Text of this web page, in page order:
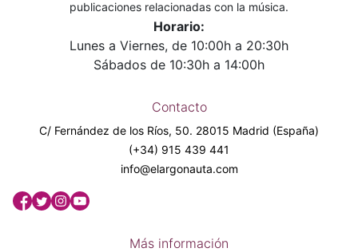
publicaciones relacionadas con la música.
Horario:
Lunes a Viernes, de 10:00h a 20:30h
Sábados de 10:30h a 14:00h
Contacto
C/ Fernández de los Ríos, 50. 28015 Madrid (España)
(+34) 915 439 441
info@elargonauta.com
Más información